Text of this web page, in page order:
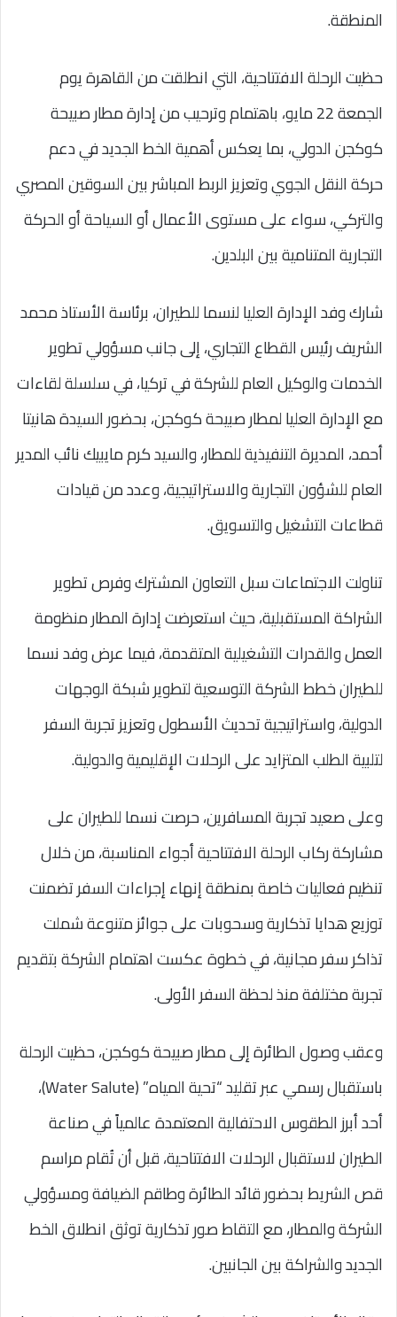
المنطقة.
حظيت الرحلة الافتتاحية، التي انطلقت من القاهرة يوم
الجمعة 22 مايو، باهتمام وترحيب من إدارة مطار صبيحة
كوكجن الدولي، بما يعكس أهمية الخط الجديد في دعم
حركة النقل الجوي وتعزيز الربط المباشر بين السوقين المصري
والتركي، سواء على مستوى الأعمال أو السياحة أو الحركة
التجارية المتنامية بين البلدين.
شارك وفد الإدارة العليا لنسما للطيران، برئاسة الأستاذ محمد
الشريف رئيس القطاع التجاري، إلى جانب مسؤولي تطوير
الخدمات والوكيل العام للشركة في تركيا، في سلسلة لقاءات
مع الإدارة العليا لمطار صبيحة كوكجن، بحضور السيدة هانيتا
أحمد، المديرة التنفيذية للمطار، والسيد كرم مايبيك نائب المدير
العام للشؤون التجارية والاستراتيجية، وعدد من قيادات
قطاعات التشغيل والتسويق.
تناولت الاجتماعات سبل التعاون المشترك وفرص تطوير
الشراكة المستقبلية، حيث استعرضت إدارة المطار منظومة
العمل والقدرات التشغيلية المتقدمة، فيما عرض وفد نسما
للطيران خطط الشركة التوسعية لتطوير شبكة الوجهات
الدولية، واستراتيجية تحديث الأسطول وتعزيز تجربة السفر
لتلبية الطلب المتزايد على الرحلات الإقليمية والدولية.
وعلى صعيد تجربة المسافرين، حرصت نسما للطيران على
مشاركة ركاب الرحلة الافتتاحية أجواء المناسبة، من خلال
تنظيم فعاليات خاصة بمنطقة إنهاء إجراءات السفر تضمنت
توزيع هدايا تذكارية وسحوبات على جوائز متنوعة شملت
تذاكر سفر مجانية، في خطوة عكست اهتمام الشركة بتقديم
تجربة مختلفة منذ لحظة السفر الأولى.
وعقب وصول الطائرة إلى مطار صبيحة كوكجن، حظيت الرحلة
باستقبال رسمي عبر تقليد “تحية المياه” (Water Salute)،
أحد أبرز الطقوس الاحتفالية المعتمدة عالمياً في صناعة
الطيران لاستقبال الرحلات الافتتاحية، قبل أن تُقام مراسم
قص الشريط بحضور قائد الطائرة وطاقم الضيافة ومسؤولي
الشركة والمطار، مع التقاط صور تذكارية توثق انطلاق الخط
الجديد والشراكة بين الجانبين.